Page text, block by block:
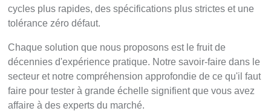
cycles plus rapides, des spécifications plus strictes et une
tolérance zéro défaut.
Chaque solution que nous proposons est le fruit de
décennies d'expérience pratique. Notre savoir-faire dans le
secteur et notre compréhension approfondie de ce qu'il faut
faire pour tester à grande échelle signifient que vous avez
affaire à des experts du marché.